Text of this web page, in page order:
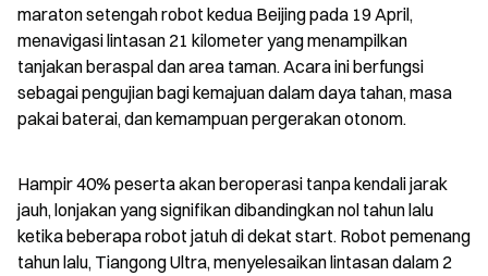
maraton setengah robot kedua Beijing pada 19 April,
menavigasi lintasan 21 kilometer yang menampilkan
tanjakan beraspal dan area taman. Acara ini berfungsi
sebagai pengujian bagi kemajuan dalam daya tahan, masa
pakai baterai, dan kemampuan pergerakan otonom.
Hampir 40% peserta akan beroperasi tanpa kendali jarak
jauh, lonjakan yang signifikan dibandingkan nol tahun lalu
ketika beberapa robot jatuh di dekat start. Robot pemenang
tahun lalu, Tiangong Ultra, menyelesaikan lintasan dalam 2